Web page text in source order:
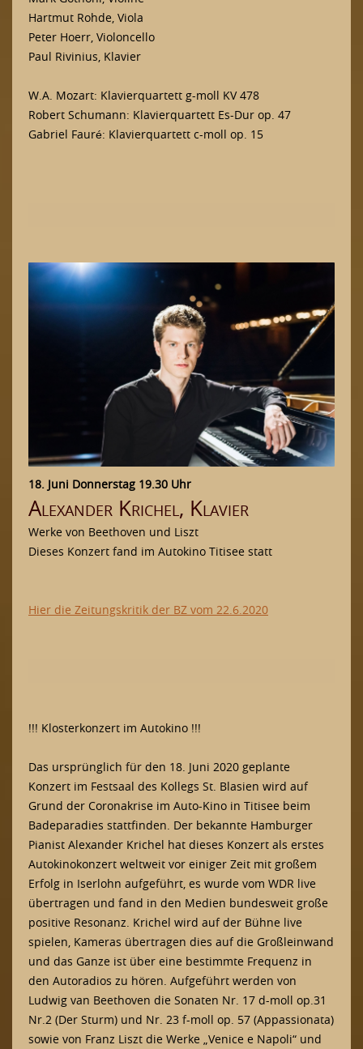
Hartmut Rohde, Viola
Peter Hoerr, Violoncello
Paul Rivinius, Klavier
W.A. Mozart: Klavierquartett g-moll KV 478
Robert Schumann: Klavierquartett Es-Dur op. 47
Gabriel Fauré: Klavierquartett c-moll op. 15
18. Juni Donnerstag 19.30 Uhr
Alexander Krichel, Klavier
Werke von Beethoven und Liszt
Dieses Konzert fand im Autokino Titisee statt
Hier die Zeitungskritik der BZ vom 22.6.2020
!!! Klosterkonzert im Autokino !!!
Das ursprünglich für den 18. Juni 2020 geplante
Konzert im Festsaal des Kollegs St. Blasien wird auf
Grund der Coronakrise im Auto-Kino in Titisee beim
Badeparadies stattfinden. Der bekannte Hamburger
Pianist Alexander Krichel hat dieses Konzert als erstes
Autokinokonzert weltweit vor einiger Zeit mit großem
Erfolg in Iserlohn aufgeführt, es wurde vom WDR live
übertragen und fand in den Medien bundesweit große
positive Resonanz. Krichel wird auf der Bühne live
spielen, Kameras übertragen dies auf die Großleinwand
und das Ganze ist über eine bestimmte Frequenz in
den Autoradios zu hören. Aufgeführt werden von
Ludwig van Beethoven die Sonaten Nr. 17 d-moll op.31
Nr.2 (Der Sturm) und Nr. 23 f-moll op. 57 (Appassionata)
sowie von Franz Liszt die Werke „Venice e Napoli“ und